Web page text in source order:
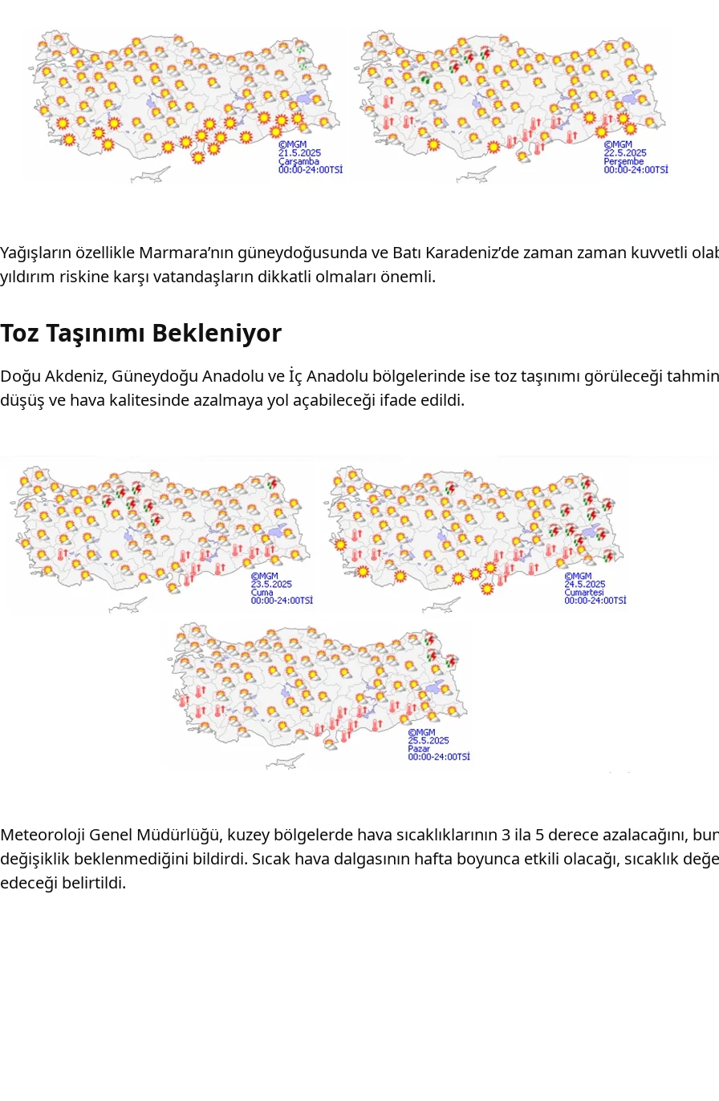
Yağışların özellikle Marmara’nın güneydoğusunda ve Batı Karadeniz’de zaman zaman kuvvetli
yıldırım riskine karşı vatandaşların dikkatli olmaları önemli.
Toz Taşınımı Bekleniyor
Doğu Akdeniz, Güneydoğu Anadolu ve İç Anadolu bölgelerinde ise toz taşınımı görüleceği
düşüş ve hava kalitesinde azalmaya yol açabileceği ifade edildi.
Meteoroloji Genel Müdürlüğü, kuzey bölgelerde hava sıcaklıklarının 3 ila 5 derece azalacağını,
değişiklik beklenmediğini bildirdi. Sıcak hava dalgasının hafta boyunca etkili olacağı, sıcaklık
edeceği belirtildi.